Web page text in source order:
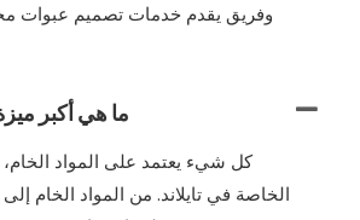
وفريق يقدم خدمات تصميم عبوات
ما هي أكبر
كل شيء يعتمد على المواد الخام،
الخاصة في تايلاند. من المواد الخام